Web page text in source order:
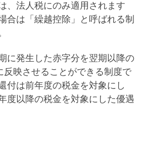
、法人税にのみ適用されます
合は「 繰越控除 」と呼ばれる制
に発生した赤字分を翌期以降の
反映させることができる制度で
付は前年度の税金を対象にし
度以降の税金を対象にした優遇